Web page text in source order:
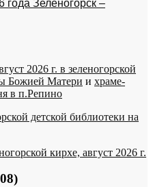
года Зеленогорск –
2026 г. в зеленогорской
Божией Матери и храме-
в п.Репино
детской библиотеки на
кирхе, август 2026 г.